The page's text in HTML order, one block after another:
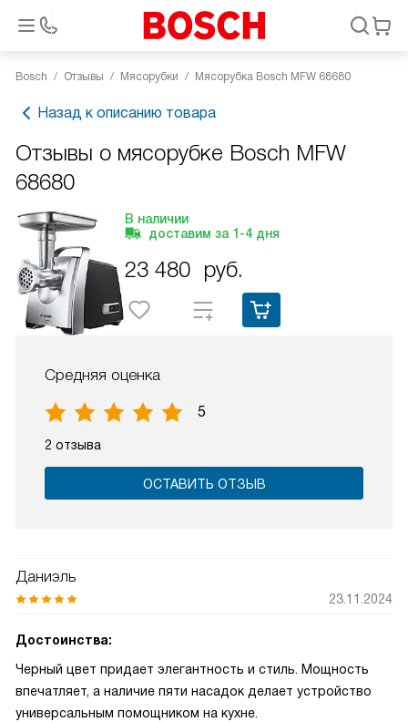
Bosch Отзывы Мясорубки Мясорубка Bosch MFW 68680
Назад к описанию товара
Отзывы о мясорубке Bosch MFW
68680
В наличии
доставим за 1-4 дня
23 480 руб.
Средняя оценка
5
2 отзыва
ОСТАВИТЬ ОТЗЫВ
Даниэль
23.11.2024
Достоинства:
Черный цвет придает элегантность и стиль. Мощность
впечатляет, а наличие пяти насадок делает устройство
универсальным помощником на кухне.